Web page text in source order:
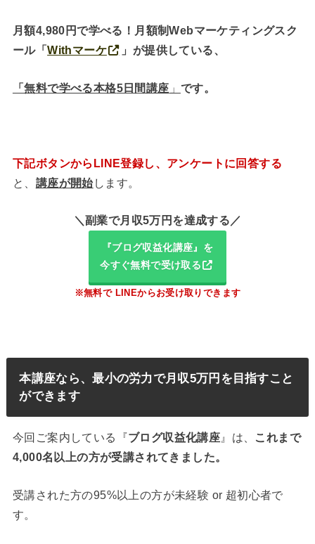
月額4,980円で学べる！月額制Webマーケティングスク
ール「Withマーケ 」が提供している、
「無料で学べる本格5日間講座 」 です。
下記ボタンからLINE登録し、アンケートに回答する
と、 講座が開始します。
＼副業で月収5万円を達成する／
『ブログ収益化講座』を
今すぐ無料で受け取る
※無料で LINEからお受け取りできます
本講座なら、最小の労力で月収5万円を目指すこと
ができます
今回ご案内している『ブログ収益化講座 』は、 これまで
4,000名以上の方が受講されてきました。
受講された方の95%以上の方が未経験 or 超初心者で
す。